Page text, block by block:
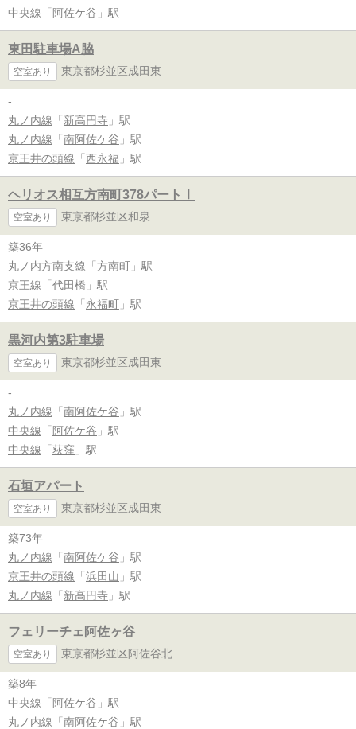
中央線 「 阿佐ケ谷 」駅
東田駐車場A脇
空室あり 東京都杉並区成田東
-
丸ノ内線 「 新高円寺 」駅
丸ノ内線 「 南阿佐ケ谷 」駅
京王井の頭線 「 西永福 」駅
ヘリオス相互方南町378パートⅠ
空室あり 東京都杉並区和泉
築36年
丸ノ内方南支線 「 方南町 」駅
京王線 「 代田橋 」駅
京王井の頭線 「 永福町 」駅
黒河内第3駐車場
空室あり 東京都杉並区成田東
-
丸ノ内線 「 南阿佐ケ谷 」駅
中央線 「 阿佐ケ谷 」駅
中央線 「 荻窪 」駅
石垣アパート
空室あり 東京都杉並区成田東
築73年
丸ノ内線 「 南阿佐ケ谷 」駅
京王井の頭線 「 浜田山 」駅
丸ノ内線 「 新高円寺 」駅
フェリーチェ阿佐ヶ谷
空室あり 東京都杉並区阿佐谷北
築8年
中央線 「 阿佐ケ谷 」駅
丸ノ内線 「 南阿佐ケ谷 」駅